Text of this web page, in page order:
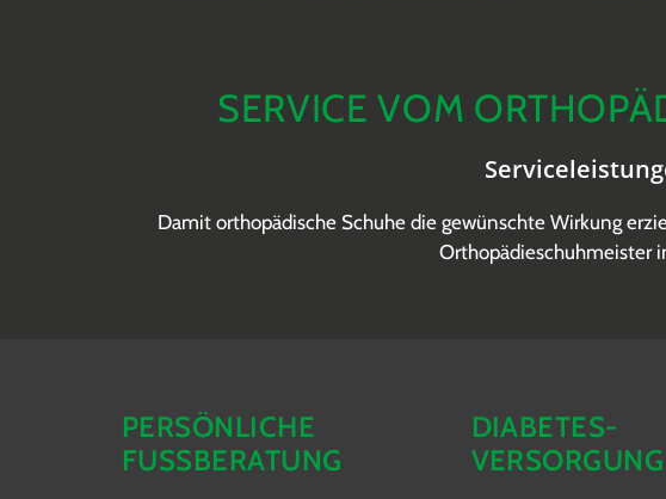
SERVICE VOM
Damit orthopädische Schuhe die gewünschte Wirkung
Orthopädieschuhmeister
PERSÖNLICHE
FUSSBERATUNG
DIABETES-
VERSORGUNG